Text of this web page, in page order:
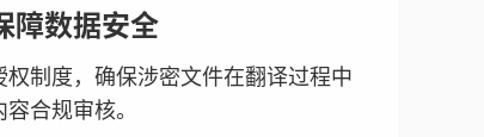
障数据安全
制度，确保涉密文件在翻译过程中
合规审核。